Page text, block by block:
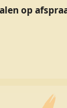
op